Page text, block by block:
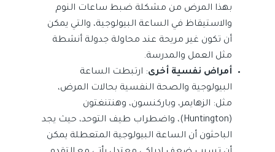
بهذا المرض من مشكلة ضبط ساعات النوم
والاستيقاظ في الساعة البيولوجية، والتي يمكن
أن تكون غير مريحة عند محاولة جدولة أنشطة
مثل العمل والمدرسة.
أمراض نفسية أخرى: ارتبطت الساعة
البيولوجية والصحة النفسية بحالات المرض،
مثل: الزهايمر، وباركنسون، وهنتنغتون
(Huntington)، واضطراب طيف التوحد، حيث يجد
الباحثون أن الساعة البيولوجية المتعطلة يمكن